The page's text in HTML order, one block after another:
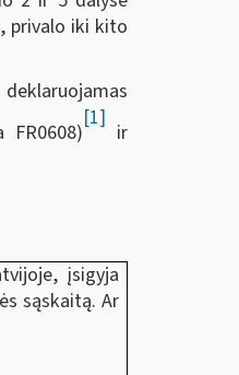
privalo iki kito
[1]
ir
įsigyja
sąskaitą. Ar